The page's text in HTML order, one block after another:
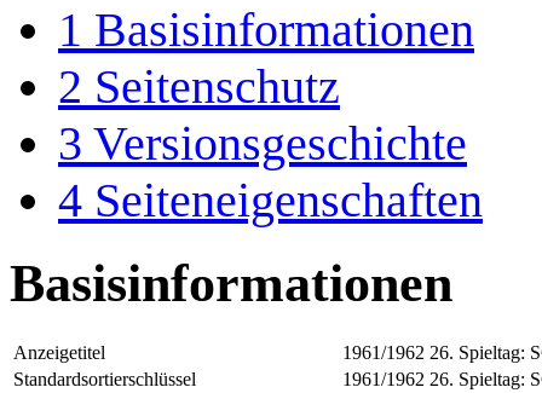
1 Basisinformationen
2 Seitenschutz
3 Versionsgeschichte
4 Seiteneigenschaften
Basisinformationen
Anzeigetitel
1961/1962 26. Spieltag:
Standardsortierschlüssel
1961/1962 26. Spieltag: